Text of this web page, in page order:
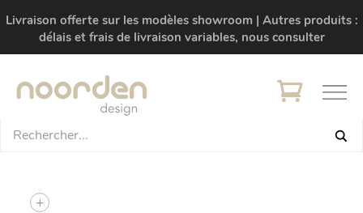
Livraison offerte sur les modèles showroom | Autres produits :
délais et frais de livraison variables, nous consulter
+